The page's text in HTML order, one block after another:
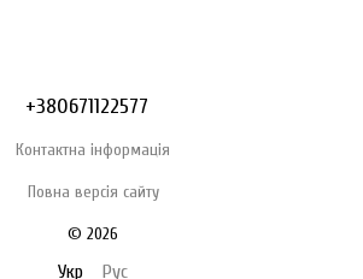
+380671122577
Контактна інформація
Повна версія сайту
© 2026
Укр Рус